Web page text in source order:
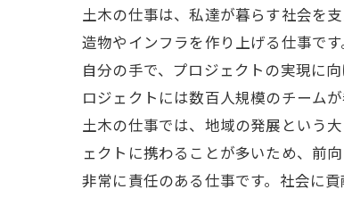
土木の仕事は、私達が暮らす社会を
造物やインフラを作り上げる仕事で
自分の手で、プロジェクトの実現に
ロジェクトには数百人規模のチーム
土木の仕事では、地域の発展という
ェクトに携わることが多いため、前
非常に責任のある仕事です。社会に